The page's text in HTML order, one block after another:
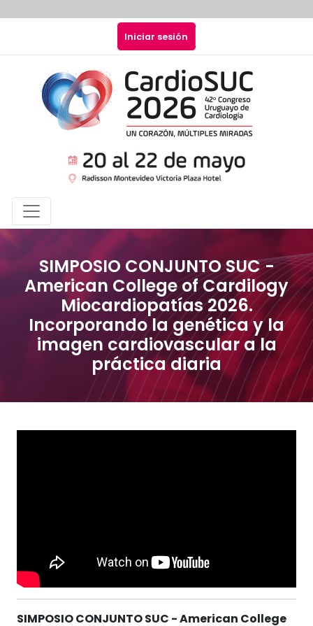
Menú de cuenta de
Iniciar sesión
Navegación principal
SIMPOSIO CONJUNTO SUC -
American College of Cardilogy
Miocardiopatías 2026.
Incorporando la genética y la
imagen cardiovascular a la
práctica diaria
SIMPOSIO CONJUNTO SUC - American College